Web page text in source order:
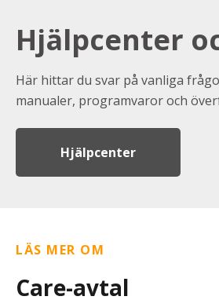
Hjälpcenter
Här hittar du svar på vanliga
manualer, programvaror och
Hjälpcenter
LÄS MER OM
Care-avtal